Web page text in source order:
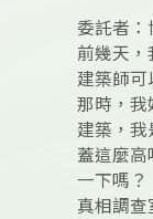
委託者：
前幾天
建築師
那時，我
建築，我
蓋這麼高
一下嗎？
真相調查